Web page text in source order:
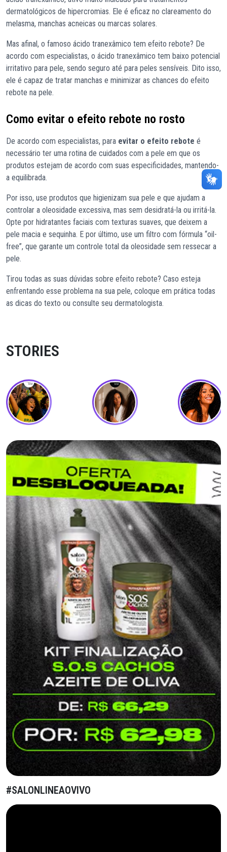
dermatológicos de hipercromias. Ele é eficaz no clareamento do
melasma, manchas acneicas ou marcas solares.
Mas afinal, o famoso ácido tranexâmico tem efeito rebote? De
acordo com especialistas, o ácido tranexâmico tem baixo potencial
irritativo para pele, sendo seguro até para peles sensíveis. Dito isso,
ele é capaz de tratar manchas e minimizar as chances do efeito
rebote na pele.
Como evitar o efeito rebote no rosto
De acordo com especialistas, para evitar o efeito rebote é
necessário ter uma rotina de cuidados com a pele em que os
produtos estejam de acordo com suas especificidades, mantendo-
a equilibrada.
Por isso, use produtos que higienizam sua pele e que ajudam a
controlar a oleosidade excessiva, mas sem desidratá-la ou irritá-la.
Opte por hidratantes faciais com texturas suaves, que deixem a
pele macia e sequinha. E por último, use um filtro com fórmula “oil-
free”, que garante um controle total da oleosidade sem ressecar a
pele.
Tirou todas as suas dúvidas sobre efeito rebote? Caso esteja
enfrentando esse problema na sua pele, coloque em prática todas
as dicas do texto ou consulte seu dermatologista.
STORIES
#SALONLINEAOVIVO